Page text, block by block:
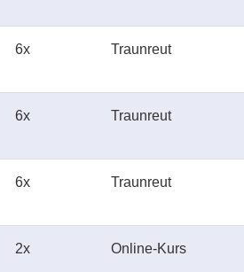
6x Traunreut
6x Traunreut
6x Traunreut
2x Online-Kurs